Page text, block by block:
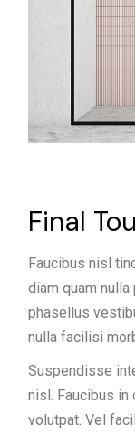
Final
Faucibus nisl
diam quam
phasellus
nulla facilisi
Suspendisse
nisl. Faucibus in
volutpat. Vel